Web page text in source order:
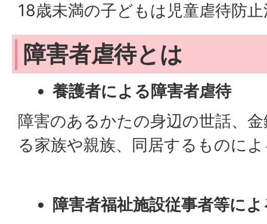
18歳未満の子どもは児童虐待防
障害者虐待とは
養護者による障害者虐待
障害のあるかたの身辺の世話、
る家族や親族、同居するものに
障害者福祉施設従事者等に